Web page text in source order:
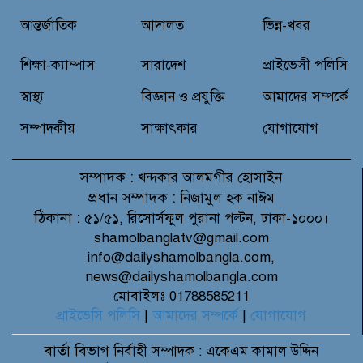
বন্যাদুর্গত মানুষের পাশে পার্কভিউ
ক্যাম্পে ২ হাজার রোগীকে সেবা,
আন্তর্জাতিক
আদালত
ভিন্ন-খবর
শিক্ষা-ক্যাম্পাস
স্বাস্থ্য
সম্পাদকীয়
সারাদেশ
বিজ্ঞান ও প্রযুক্তি
সাক্ষাৎকার
প্রাইভেসী পলিসি
আমাদের সম্পর্কে
যোগাযোগ
সম্পাদক : খন্দকার আলমগীর হোসাইন
প্রধান সম্পাদক : নিজামুল হক নাঈম
ঠিকানা : ৫১/৫১, রিসোর্সফুল পুরানা পল্টন, ঢাকা-১০০০।
shamolbanglatv@gmail.com
info@dailyshamolbangla.com,
news@dailyshamolbangla.com
মোবাইলঃ 01788585211
প্রাইভেসি পলিসি | আমাদের সম্পর্কে | যোগাযোগ
বার্তা বিভাগনির্বাহী সম্পাদক : একেএম কামাল উদ্দিন